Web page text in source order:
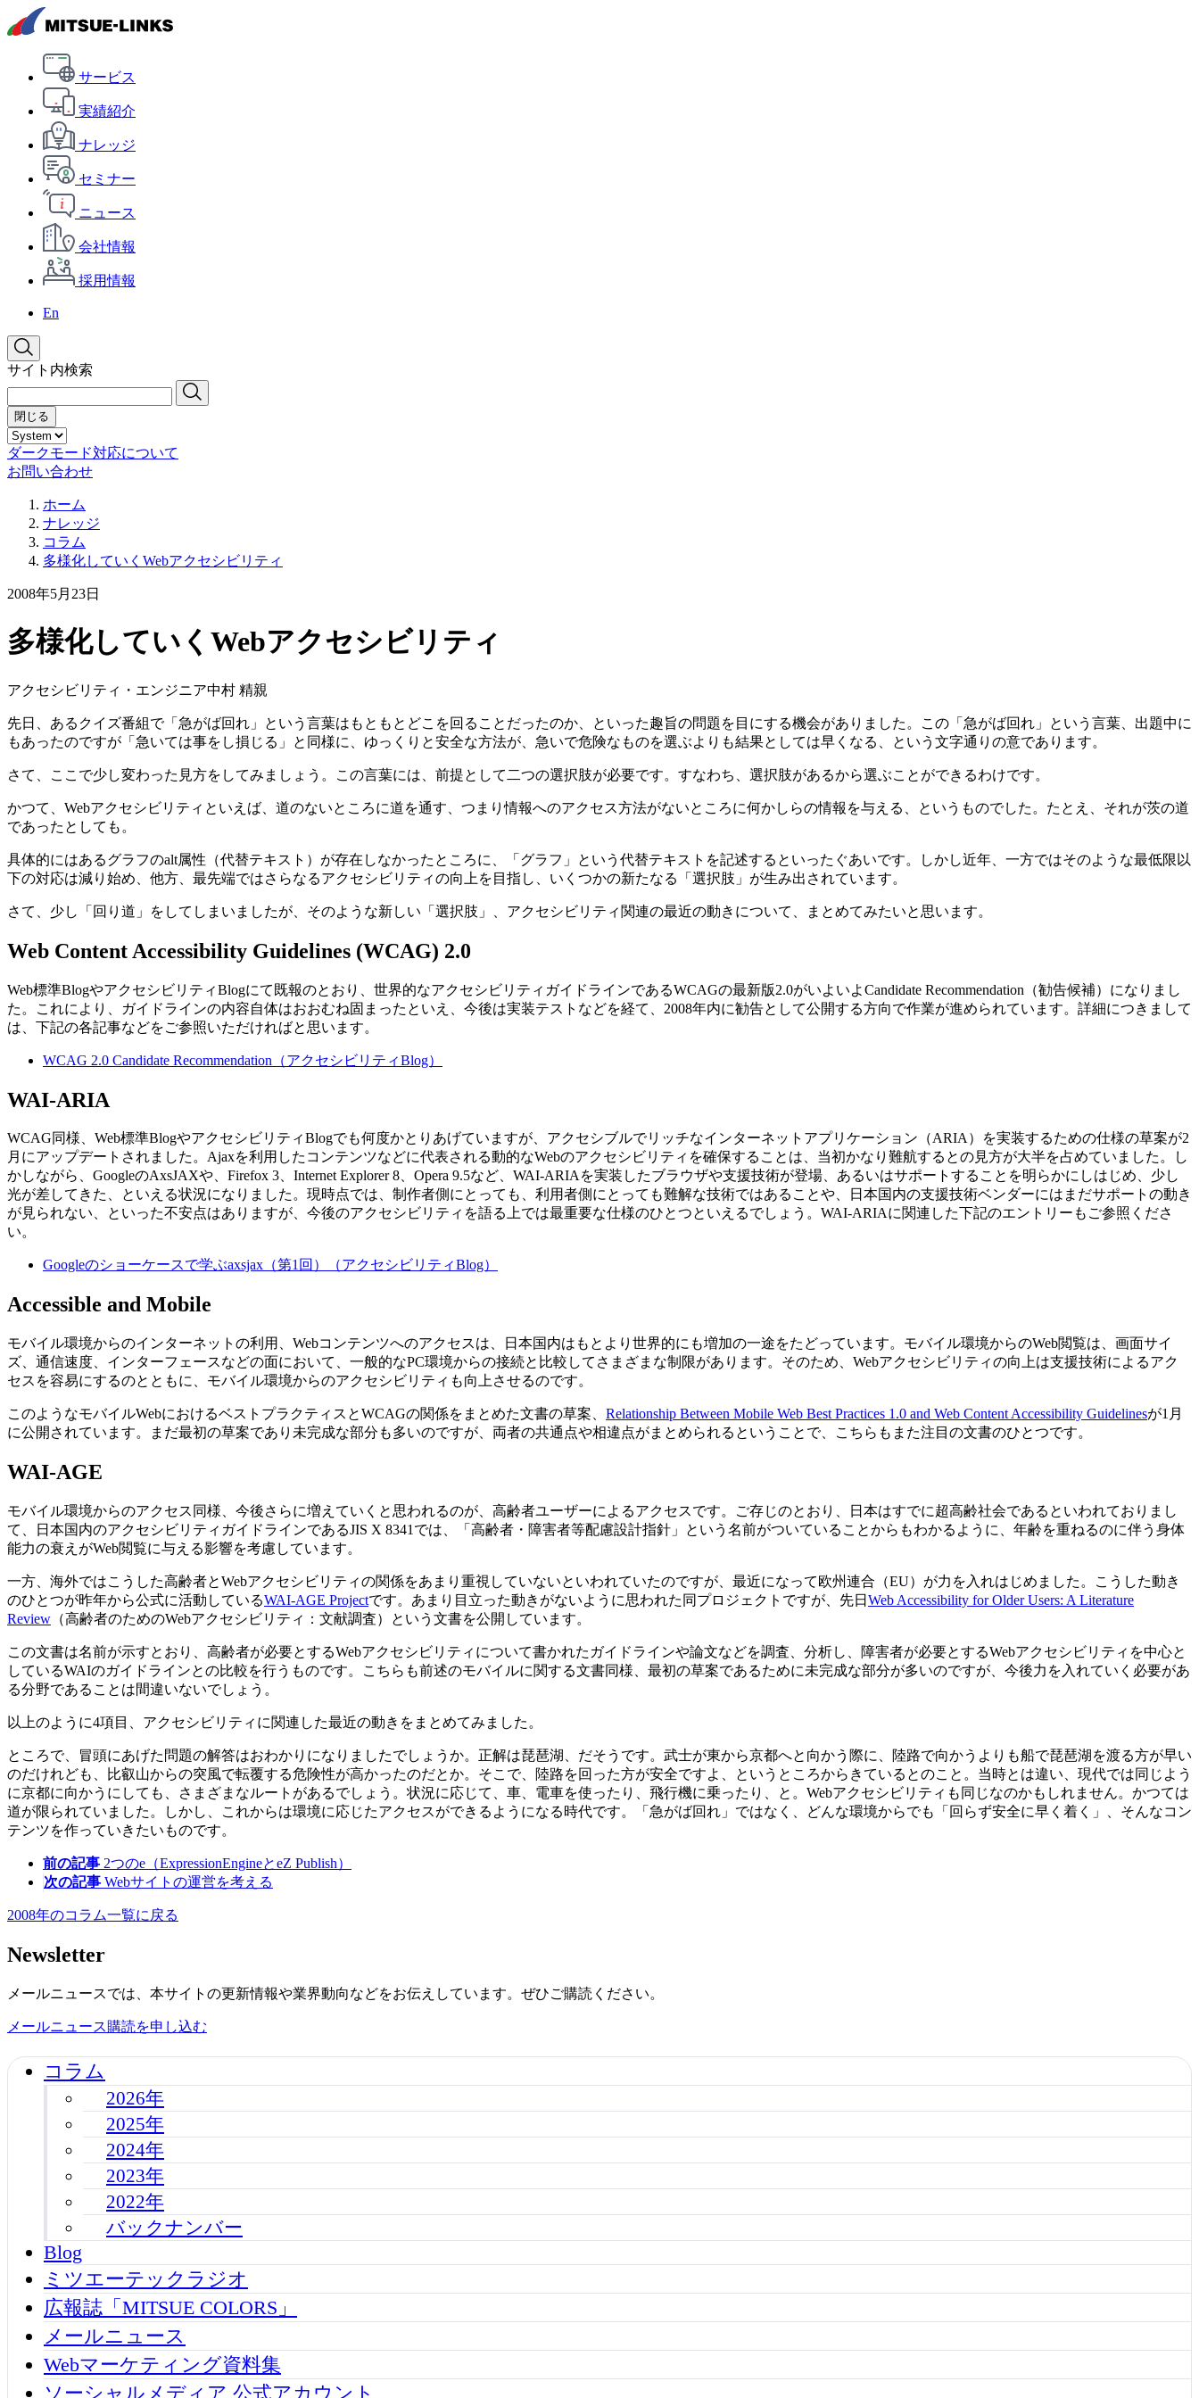
サービス
実績紹介
ナレッジ
セミナー
ニュース
会社情報
採用情報
En
サイト内検索
閉じる
ダークモード対応について
お問い合わせ
ホーム
ナレッジ
コラム
多様化していくWebアクセシビリティ
2008年5月23日
多様化していくWebアクセシビリティ
アクセシビリティ・エンジニア中村 精親
先日、あるクイズ番組で「急がば回れ」という言葉はもともとどこを回ることだったのか、といった趣旨の問題を目にする機会がありました。この「急がば回れ」という言葉、出題中に
もあったのですが「急いては事をし損じる」と同様に、ゆっくりと安全な方法が、急いで危険なものを選ぶよりも結果としては早くなる、という文字通りの意であります。
さて、ここで少し変わった見方をしてみましょう。この言葉には、前提として二つの選択肢が必要です。すなわち、選択肢があるから選ぶことができるわけです。
かつて、Webアクセシビリティといえば、道のないところに道を通す、つまり情報へのアクセス方法がないところに何かしらの情報を与える、というものでした。たとえ、それが茨の道
であったとしても。
具体的にはあるグラフのalt属性（代替テキスト）が存在しなかったところに、「グラフ」という代替テキストを記述するといったぐあいです。しかし近年、一方ではそのような最低限以
下の対応は減り始め、他方、最先端ではさらなるアクセシビリティの向上を目指し、いくつかの新たなる「選択肢」が生み出されています。
さて、少し「回り道」をしてしまいましたが、そのような新しい「選択肢」、アクセシビリティ関連の最近の動きについて、まとめてみたいと思います。
Web Content Accessibility Guidelines (WCAG) 2.0
Web標準BlogやアクセシビリティBlogにて既報のとおり、世界的なアクセシビリティガイドラインであるWCAGの最新版2.0がいよいよCandidate Recommendation（勧告候補）になりまし
た。これにより、ガイドラインの内容自体はおおむね固まったといえ、今後は実装テストなどを経て、2008年内に勧告として公開する方向で作業が進められています。詳細につきまして
は、下記の各記事などをご参照いただければと思います。
WCAG 2.0 Candidate Recommendation（アクセシビリティBlog）
WAI-ARIA
WCAG同様、Web標準BlogやアクセシビリティBlogでも何度かとりあげていますが、アクセシブルでリッチなインターネットアプリケーション（ARIA）を実装するための仕様の草案が2
月にアップデートされました。Ajaxを利用したコンテンツなどに代表される動的なWebのアクセシビリティを確保することは、当初かなり難航するとの見方が大半を占めていました。し
かしながら、GoogleのAxsJAXや、Firefox 3、Internet Explorer 8、Opera 9.5など、WAI-ARIAを実装したブラウザや支援技術が登場、あるいはサポートすることを明らかにしはじめ、少し
光が差してきた、といえる状況になりました。現時点では、制作者側にとっても、利用者側にとっても難解な技術ではあることや、日本国内の支援技術ベンダーにはまだサポートの動き
が見られない、といった不安点はありますが、今後のアクセシビリティを語る上では最重要な仕様のひとつといえるでしょう。WAI-ARIAに関連した下記のエントリーもご参照くださ
い。
Googleのショーケースで学ぶaxsjax（第1回）（アクセシビリティBlog）
Accessible and Mobile
モバイル環境からのインターネットの利用、Webコンテンツへのアクセスは、日本国内はもとより世界的にも増加の一途をたどっています。モバイル環境からのWeb閲覧は、画面サイ
ズ、通信速度、インターフェースなどの面において、一般的なPC環境からの接続と比較してさまざまな制限があります。そのため、Webアクセシビリティの向上は支援技術によるアク
セスを容易にするのとともに、モバイル環境からのアクセシビリティも向上させるのです。
このようなモバイルWebにおけるベストプラクティスとWCAGの関係をまとめた文書の草案、 Relationship Between Mobile Web Best Practices 1.0 and Web Content Accessibility Guidelinesが1月
に公開されています。まだ最初の草案であり未完成な部分も多いのですが、両者の共通点や相違点がまとめられるということで、こちらもまた注目の文書のひとつです。
WAI-AGE
モバイル環境からのアクセス同様、今後さらに増えていくと思われるのが、高齢者ユーザーによるアクセスです。ご存じのとおり、日本はすでに超高齢社会であるといわれておりまし
て、日本国内のアクセシビリティガイドラインであるJIS X 8341では、「高齢者・障害者等配慮設計指針」という名前がついていることからもわかるように、年齢を重ねるのに伴う身体
能力の衰えがWeb閲覧に与える影響を考慮しています。
一方、海外ではこうした高齢者とWebアクセシビリティの関係をあまり重視していないといわれていたのですが、最近になって欧州連合（EU）が力を入れはじめました。こうした動き
のひとつが昨年から公式に活動しているWAI-AGE Projectです。あまり目立った動きがないように思われた同プロジェクトですが、先日 Web Accessibility for Older Users: A Literature
Review （高齢者のためのWebアクセシビリティ：文献調査）という文書を公開しています。
この文書は名前が示すとおり、高齢者が必要とするWebアクセシビリティについて書かれたガイドラインや論文などを調査、分析し、障害者が必要とするWebアクセシビリティを中心と
しているWAIのガイドラインとの比較を行うものです。こちらも前述のモバイルに関する文書同様、最初の草案であるために未完成な部分が多いのですが、今後力を入れていく必要があ
る分野であることは間違いないでしょう。
以上のように4項目、アクセシビリティに関連した最近の動きをまとめてみました。
ところで、冒頭にあげた問題の解答はおわかりになりましたでしょうか。正解は琵琶湖、だそうです。武士が東から京都へと向かう際に、陸路で向かうよりも船で琵琶湖を渡る方が早い
のだけれども、比叡山からの突風で転覆する危険性が高かったのだとか。そこで、陸路を回った方が安全ですよ、というところからきているとのこと。当時とは違い、現代では同じよう
に京都に向かうにしても、さまざまなルートがあるでしょう。状況に応じて、車、電車を使ったり、飛行機に乗ったり、と。Webアクセシビリティも同じなのかもしれません。かつては
道が限られていました。しかし、これからは環境に応じたアクセスができるようになる時代です。「急がば回れ」ではなく、どんな環境からでも「回らず安全に早く着く」、そんなコン
テンツを作っていきたいものです。
前の記事 2つのe（ExpressionEngineとeZ Publish）
次の記事 Webサイトの運営を考える
2008年のコラム一覧に戻る
Newsletter
メールニュースでは、本サイトの更新情報や業界動向などをお伝えしています。ぜひご購読ください。
メールニュース購読を申し込む
コラム
2026年
2025年
2024年
2023年
2022年
バックナンバー
Blog
ミツエーテックラジオ
広報誌「MITSUE COLORS」
メールニュース
Webマーケティング資料集
ソーシャルメディア 公式アカウント